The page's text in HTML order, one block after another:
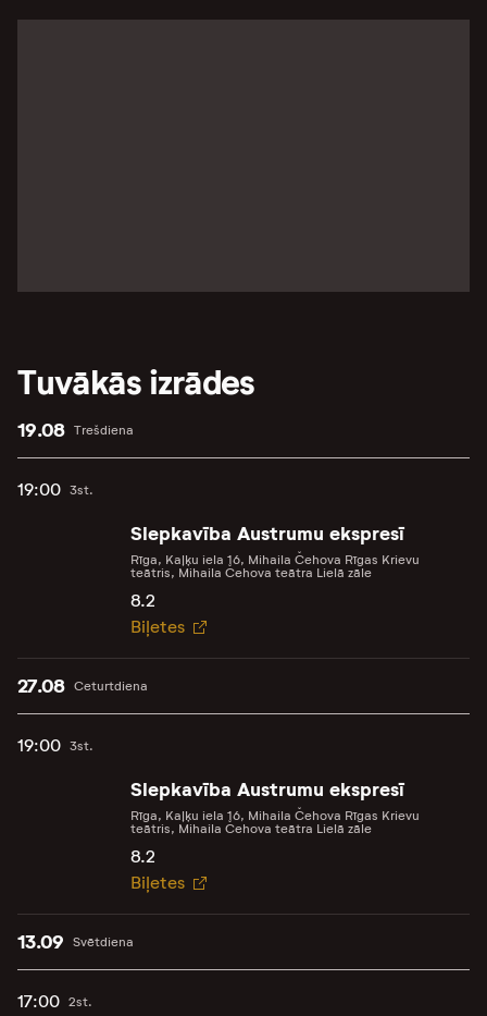
Tuvākās izrādes
Trešdiena
19.08
19:00 3st.
Slepkavība Austrumu ekspresī
Rīga, Kaļķu iela 16, Mihaila Čehova Rīgas Krievu
teātris, Mihaila Čehova teātra Lielā zāle
8.2
Biļetes
Ceturtdiena
27.08
19:00 3st.
Slepkavība Austrumu ekspresī
Rīga, Kaļķu iela 16, Mihaila Čehova Rīgas Krievu
teātris, Mihaila Čehova teātra Lielā zāle
8.2
Biļetes
Svētdiena
13.09
17:00 2st.